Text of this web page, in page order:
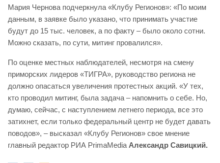
Мария Чернова подчеркнула «Клубу Регионов»: «По моим
данным, в заявке было указано, что принимать участие
будут до 15 тыс. человек, а по факту – было около сотни.
Можно сказать, по сути, митинг провалился».
По оценке местных наблюдателей, несмотря на смену
приморских лидеров «ТИГРА», руководство региона не
должно опасаться увеличения протестных акций. «У тех,
кто проводил митинг, была задача – напомнить о себе. Но,
думаю, сейчас, с наступлением летнего периода, все это
затихнет, если только федеральный центр не будет давать
поводов», – высказал «Клубу Регионов» свое мнение
главный редактор РИА PrimaMedia Александр Савицкий.